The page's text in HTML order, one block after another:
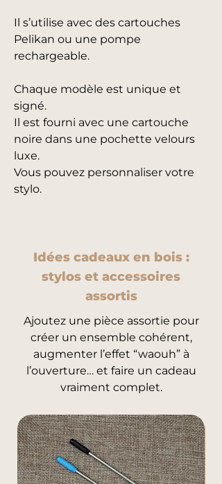
Il s’utilise avec des cartouches
Pelikan ou une pompe
rechargeable.
Chaque modèle est unique et
signé.
Il est fourni avec une cartouche
noire dans une pochette velours
luxe.
Vous pouvez personnaliser votre
stylo.
Idées cadeaux en bois :
stylos et accessoires
assortis
Ajoutez une pièce assortie pour
créer un ensemble cohérent,
augmenter l’effet “waouh” à
l’ouverture… et faire un cadeau
vraiment complet.